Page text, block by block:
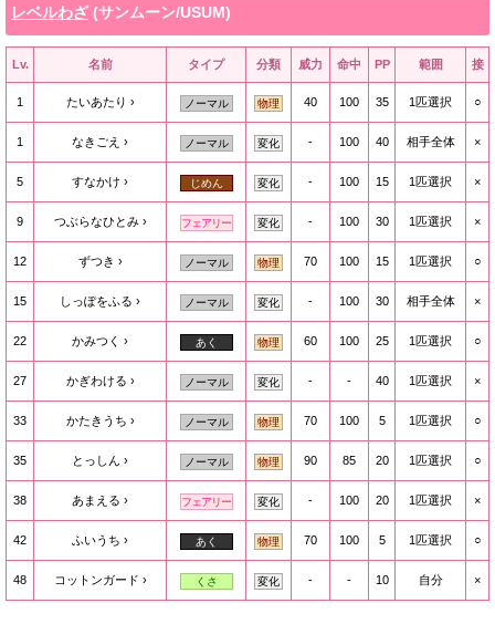
レベルわざ(サンムーン/USUM)
Lv. 名前 タイプ 分類 威力 命中 PP 範囲 接
1 たいあたり ノーマル 物理 40 100 35 1匹選択 ○
1 なきごえ ノーマル 変化 - 100 40 相手全体 ×
5 すなかけ じめん 変化 - 100 15 1匹選択 ×
9 つぶらなひとみ フェアリー 変化 - 100 30 1匹選択 ×
12 ずつき ノーマル 物理 70 100 15 1匹選択 ○
15 しっぽをふる ノーマル 変化 - 100 30 相手全体 ×
22 かみつく あく 物理 60 100 25 1匹選択 ○
27 かぎわける ノーマル 変化 - - 40 1匹選択 ×
33 かたきうち ノーマル 物理 70 100 5 1匹選択 ○
35 とっしん ノーマル 物理 90 85 20 1匹選択 ○
38 あまえる フェアリー 変化 - 100 20 1匹選択 ×
42 ふいうち あく 物理 70 100 5 1匹選択 ○
48 コットンガード くさ 変化 - - 10 自分 ×